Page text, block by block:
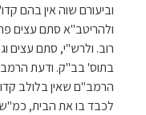
וביעורם שוה אין בהם
ולהריטב"א סתם עצים
רוב. ולרש"י, סתם עצים
בתוס' בב"ק. ודעת
הרמב"ם שאין בלולב
לכבד בו את הבית,